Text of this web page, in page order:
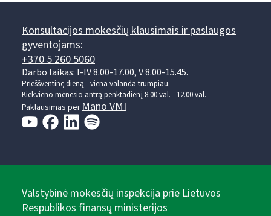
Konsultacijos mokesčių klausimais ir paslaugos
gyventojams:
+370 5 260 5060
Darbo laikas: I-IV 8.00-17.00, V 8.00-15.45.
Prieššventinę dieną - viena valanda trumpiau.
Kiekvieno mėnesio antrą penktadienį 8.00 val. - 12.00 val.
Paklausimas perMano VMI
Valstybinė mokesčių inspekcija prie Lietuvos
Respublikos finansų ministerijos